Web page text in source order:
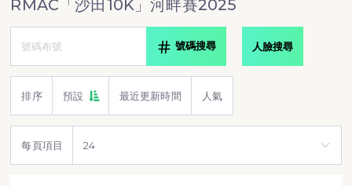
RMAC「沙田10K」河畔賽2025
號碼搜尋 人臉搜尋
排序 預設 最近更新時間 人氣
每頁項目